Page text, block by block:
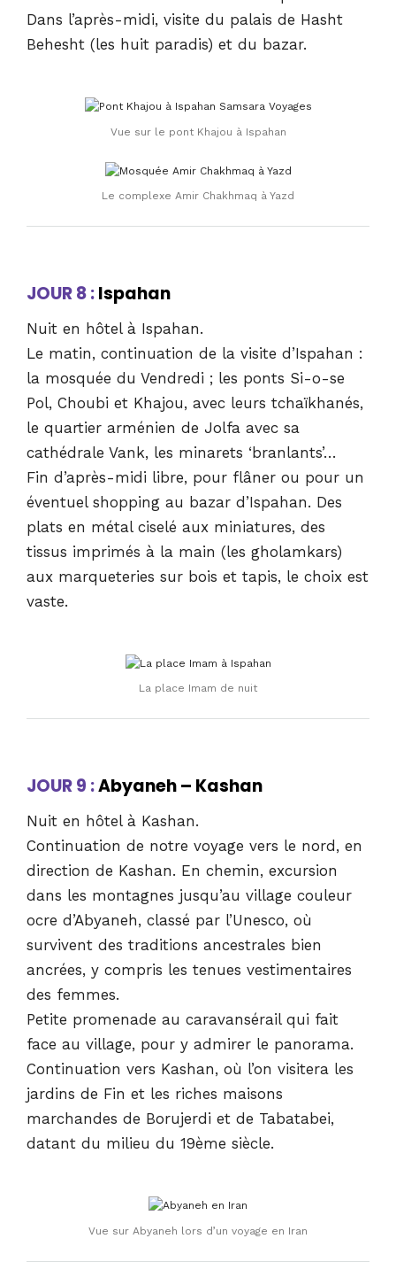
Dans l’après-midi, visite du palais de Hasht
Behesht (les huit paradis) et du bazar.
Vue sur le pont Khajou à Ispahan
Le complexe Amir Chakhmaq à Yazd
JOUR 8 :Ispahan
Nuit en hôtel à Ispahan.
Le matin, continuation de la visite d’Ispahan :
la mosquée du Vendredi ; les ponts Si-o-se
Pol, Choubi et Khajou, avec leurs tchaïkhanés,
le quartier arménien de Jolfa avec sa
cathédrale Vank, les minarets ‘branlants’…
Fin d’après-midi libre, pour flâner ou pour un
éventuel shopping au bazar d’Ispahan. Des
plats en métal ciselé aux miniatures, des
tissus imprimés à la main (les gholamkars)
aux marqueteries sur bois et tapis, le choix est
vaste.
La place Imam de nuit
JOUR 9 :Abyaneh – Kashan
Nuit en hôtel à Kashan.
Continuation de notre voyage vers le nord, en
direction de Kashan. En chemin, excursion
dans les montagnes jusqu’au village couleur
ocre d’Abyaneh, classé par l’Unesco, où
survivent des traditions ancestrales bien
ancrées, y compris les tenues vestimentaires
des femmes.
Petite promenade au caravansérail qui fait
face au village, pour y admirer le panorama.
Continuation vers Kashan, où l’on visitera les
jardins de Fin et les riches maisons
marchandes de Borujerdi et de Tabatabei,
datant du milieu du 19ème siècle.
Vue sur Abyaneh lors d’un voyage en Iran